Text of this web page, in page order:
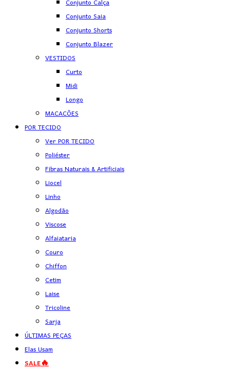
Conjunto Calça
Conjunto Saia
Conjunto Shorts
Conjunto Blazer
VESTIDOS
Curto
Midi
Longo
MACACÕES
POR TECIDO
Ver POR TECIDO
Poliéster
Fibras Naturais & Artificiais
Liocel
Linho
Algodão
Viscose
Alfaiataria
Couro
Chiffon
Cetim
Laise
Tricoline
Sarja
ÚLTIMAS PEÇAS
Elas Usam
SALE🔥